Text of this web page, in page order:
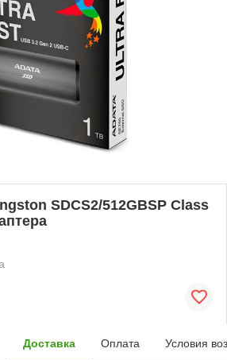
SDCS2/512GBSP Class
Доставка Оплата Условия